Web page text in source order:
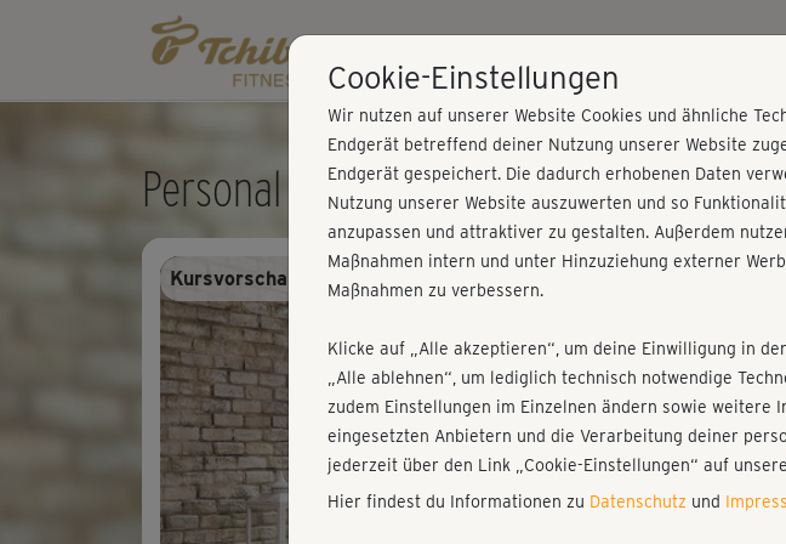
Personal Trainer - Pure Cardio
Play
Kursvorschau - Anmelden und alles trainieren!
Cookie-Einstellungen
Wir nutzen auf unserer Website Cookies und ähnliche
Endgerät betreffend deiner Nutzung unserer Website
Endgerät gespeichert. Die dadurch erhobenen Daten
Nutzung unserer Website auszuwerten und so
anzupassen und attraktiver zu gestalten. Außerdem
Maßnahmen intern und unter Hinzuziehung externer
Maßnahmen zu verbessern.
Klicke auf „Alle akzeptieren“, um deine Einwilligung in
„Alle ablehnen“, um lediglich technisch notwendige
zudem Einstellungen im Einzelnen ändern sowie weitere
eingesetzten Anbietern und die Verarbeitung deiner
jederzeit über den Link „Cookie-Einstellungen“ auf
Hier findest du Informationen zu Datenschutz und